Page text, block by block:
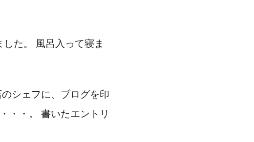
た。 風呂入って寝ま
シェフに、ブログを印
・・。 書いたエントリ